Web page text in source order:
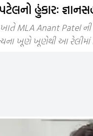
હુંકારઃ
MLA Anant Patel
ખૂણે ખૂણેથી આ રેલીમાં